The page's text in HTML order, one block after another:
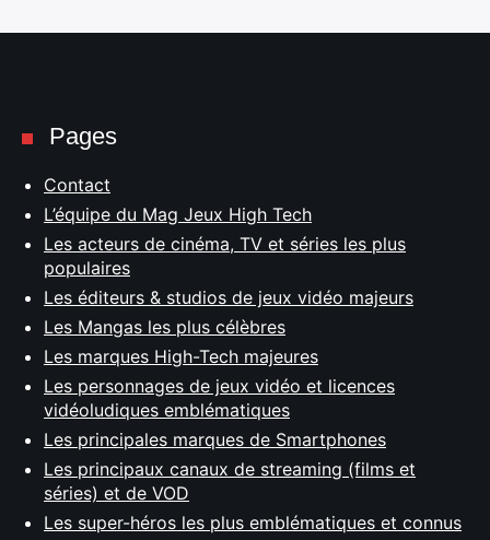
Pages
Contact
L’équipe du Mag Jeux High Tech
Les acteurs de cinéma, TV et séries les plus
populaires
Les éditeurs & studios de jeux vidéo majeurs
Les Mangas les plus célèbres
Les marques High-Tech majeures
Les personnages de jeux vidéo et licences
vidéoludiques emblématiques
Les principales marques de Smartphones
Les principaux canaux de streaming (films et
séries) et de VOD
Les super-héros les plus emblématiques et connus